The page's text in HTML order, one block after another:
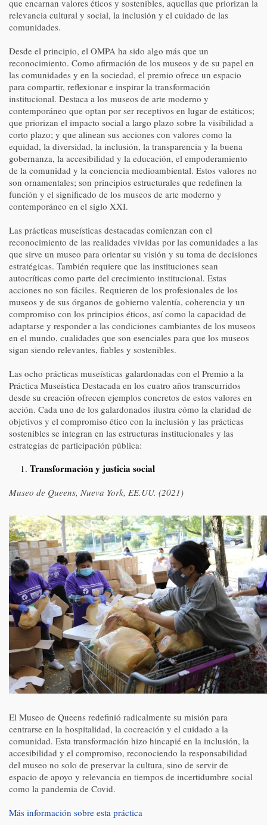
que encarnan valores éticos y sostenibles, aquellas que priorizan la
relevancia cultural y social, la inclusión y el cuidado de las
comunidades.
Desde el principio, el OMPA ha sido algo más que un
reconocimiento. Como afirmación de los museos y de su papel en
las comunidades y en la sociedad, el premio ofrece un espacio
para compartir, reflexionar e inspirar la transformación
institucional. Destaca a los museos de arte moderno y
contemporáneo que optan por ser receptivos en lugar de estáticos;
que priorizan el impacto social a largo plazo sobre la visibilidad a
corto plazo; y que alinean sus acciones con valores como la
equidad, la diversidad, la inclusión, la transparencia y la buena
gobernanza, la accesibilidad y la educación, el empoderamiento
de la comunidad y la conciencia medioambiental. Estos valores no
son ornamentales; son principios estructurales que redefinen la
función y el significado de los museos de arte moderno y
contemporáneo en el siglo XXI.
Las prácticas museísticas destacadas comienzan con el
reconocimiento de las realidades vividas por las comunidades a las
que sirve un museo para orientar su visión y su toma de decisiones
estratégicas. También requiere que las instituciones sean
autocríticas como parte del crecimiento institucional. Estas
acciones no son fáciles. Requieren de los profesionales de los
museos y de sus órganos de gobierno valentía, coherencia y un
compromiso con los principios éticos, así como la capacidad de
adaptarse y responder a las condiciones cambiantes de los museos
en el mundo, cualidades que son esenciales para que los museos
sigan siendo relevantes, fiables y sostenibles.
Las ocho prácticas museísticas galardonadas con el Premio a la
Práctica Museística Destacada en los cuatro años transcurridos
desde su creación ofrecen ejemplos concretos de estos valores en
acción. Cada uno de los galardonados ilustra cómo la claridad de
objetivos y el compromiso ético con la inclusión y las prácticas
sostenibles se integran en las estructuras institucionales y las
estrategias de participación pública:
Transformación y justicia social
Museo de Queens, Nueva York, EE.UU. (2021)
El Museo de Queens redefinió radicalmente su misión para
centrarse en la hospitalidad, la cocreación y el cuidado a la
comunidad. Esta transformación hizo hincapié en la inclusión, la
accesibilidad y el compromiso, reconociendo la responsabilidad
del museo no solo de preservar la cultura, sino de servir de
espacio de apoyo y relevancia en tiempos de incertidumbre social
como la pandemia de Covid.
Más información sobre esta práctica